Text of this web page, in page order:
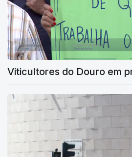
Viticultores do Douro em